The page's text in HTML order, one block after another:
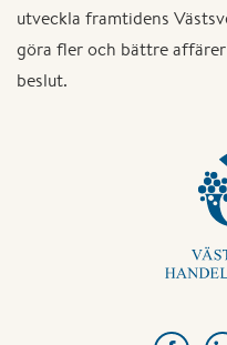
utveckla framtidens
göra fler och bättre
beslut.